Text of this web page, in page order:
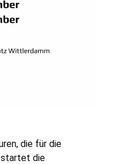
die für die
startet die